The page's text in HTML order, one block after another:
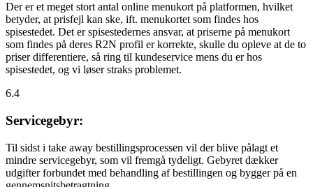
Der er et meget stort antal online menukort på platformen, hvilket
betyder, at prisfejl kan ske, ift. menukortet som findes hos
spisestedet. Det er spisestedernes ansvar, at priserne på menukort
som findes på deres R2N profil er korrekte, skulle du opleve at de to
priser differentiere, så ring til kundeservice mens du er hos
spisestedet, og vi løser straks problemet.
6.4
Servicegebyr:
Til sidst i take away bestillingsprocessen vil der blive pålagt et
mindre servicegebyr, som vil fremgå tydeligt. Gebyret dækker
udgifter forbundet med behandling af bestillingen og bygger på en